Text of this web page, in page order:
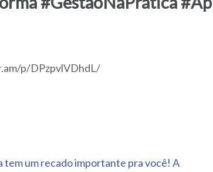
p/DPzpvlVDhdL/
tem um recado importante pra você! A